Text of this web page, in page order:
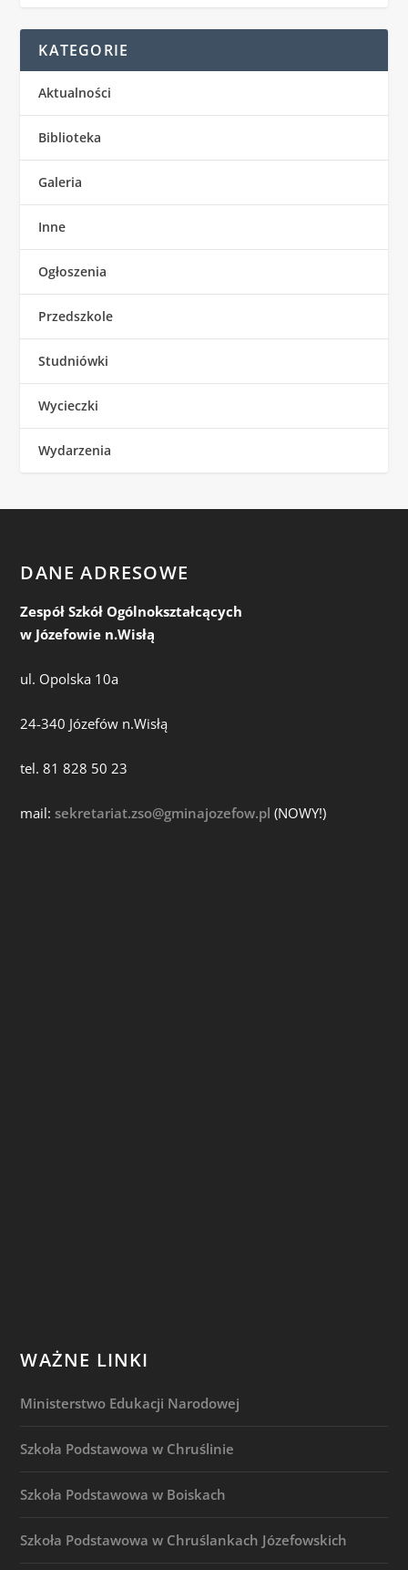
KATEGORIE
Aktualności
Biblioteka
Galeria
Inne
Ogłoszenia
Przedszkole
Studniówki
Wycieczki
Wydarzenia
DANE ADRESOWE
Zespół Szkół Ogólnokształcących
w Józefowie n.Wisłą
ul. Opolska 10a
24-340 Józefów n.Wisłą
tel. 81 828 50 23
mail:sekretariat.zso@gminajozefow.pl (NOWY!)
WAŻNE LINKI
Ministerstwo Edukacji Narodowej
Szkoła Podstawowa w Chruślinie
Szkoła Podstawowa w Boiskach
Szkoła Podstawowa w Chruślankach Józefowskich